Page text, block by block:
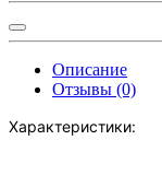
Описание
Отзывы (0)
Характеристики: